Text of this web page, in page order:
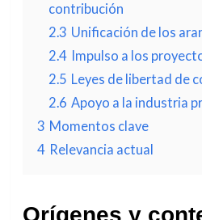
contribución
2.3 Unificación de los
2.4 Impulso a los
2.5 Leyes de libertad de
2.6 Apoyo a la industria
3 Momentos clave
4 Relevancia actual
Orígenes y